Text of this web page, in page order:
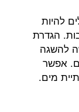
להיות
הגדרת
להשגה
אפשר
מים.